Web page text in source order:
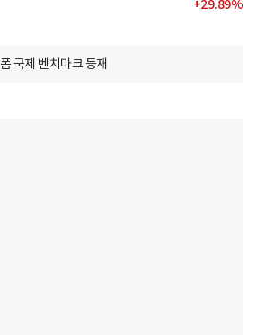
+29.89%
국제 벤치마크 등재